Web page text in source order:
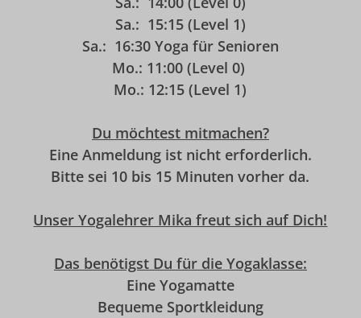
Sa.: 15:15 (Level 1)
Sa.: 16:30 Yoga für Senioren
Mo.: 11:00 (Level 0)
Mo.: 12:15 (Level 1)
Du möchtest mitmachen?
Eine Anmeldung ist nicht erforderlich.
Bitte sei 10 bis 15 Minuten vorher da.
Unser Yogalehrer Mika freut sich auf Dich!
Das benötigst Du für die Yogaklasse:
Eine Yogamatte
Bequeme Sportkleidung